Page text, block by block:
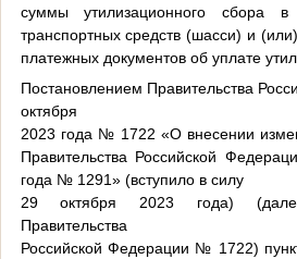
суммы утилизационного сбора
транспортных средств (шасси) и
платежных документов об уплате
Постановлением Правительства
октября
2023 года № 1722 «О внесении
Правительства Российской
года № 1291» (вступило в силу
29 октября 2023 года)
Правительства
Российской Федерации № 1722)